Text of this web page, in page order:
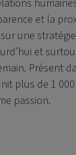
et la
une
et
Présent
plus de 1
passion.